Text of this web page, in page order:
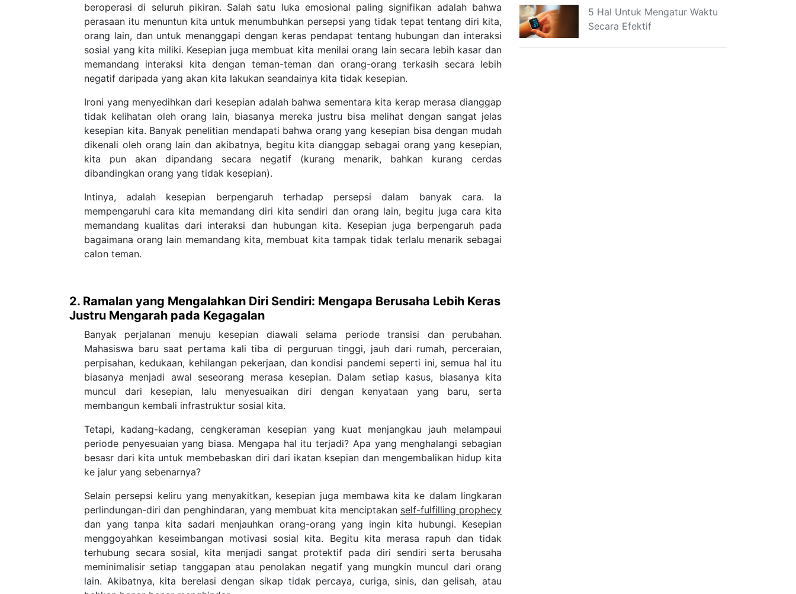
beroperasi di seluruh pikiran. Salah satu luka emosional paling signifikan adalah bahwa
perasaan itu menuntun kita untuk menumbuhkan persepsi yang tidak tepat tentang diri kita,
orang lain, dan untuk menanggapi dengan keras pendapat tentang hubungan dan interaksi
sosial yang kita miliki. Kesepian juga membuat kita menilai orang lain secara lebih kasar dan
memandang interaksi kita dengan teman-teman dan orang-orang terkasih secara lebih
negatif daripada yang akan kita lakukan seandainya kita tidak kesepian.
Ironi yang menyedihkan dari kesepian adalah bahwa sementara kita kerap merasa dianggap
tidak kelihatan oleh orang lain, biasanya mereka justru bisa melihat dengan sangat jelas
kesepian kita. Banyak penelitian mendapati bahwa orang yang kesepian bisa dengan mudah
dikenali oleh orang lain dan akibatnya, begitu kita dianggap sebagai orang yang kesepian,
kita pun akan dipandang secara negatif (kurang menarik, bahkan kurang cerdas
dibandingkan orang yang tidak kesepian).
Intinya, adalah kesepian berpengaruh terhadap persepsi dalam banyak cara. Ia
mempengaruhi cara kita memandang diri kita sendiri dan orang lain, begitu juga cara kita
memandang kualitas dari interaksi dan hubungan kita. Kesepian juga berpengaruh pada
bagaimana orang lain memandang kita, membuat kita tampak tidak terlalu menarik sebagai
calon teman.
2. Ramalan yang Mengalahkan Diri Sendiri: Mengapa Berusaha Lebih Keras
Justru Mengarah pada Kegagalan
Banyak perjalanan menuju kesepian diawali selama periode transisi dan perubahan.
Mahasiswa baru saat pertama kali tiba di perguruan tinggi, jauh dari rumah, perceraian,
perpisahan, kedukaan, kehilangan pekerjaan, dan kondisi pandemi seperti ini, semua hal itu
biasanya menjadi awal seseorang merasa kesepian. Dalam setiap kasus, biasanya kita
muncul dari kesepian, lalu menyesuaikan diri dengan kenyataan yang baru, serta
membangun kembali infrastruktur sosial kita.
Tetapi, kadang-kadang, cengkeraman kesepian yang kuat menjangkau jauh melampaui
periode penyesuaian yang biasa. Mengapa hal itu terjadi? Apa yang menghalangi sebagian
besasr dari kita untuk membebaskan diri dari ikatan ksepian dan mengembalikan hidup kita
ke jalur yang sebenarnya?
Selain persepsi keliru yang menyakitkan, kesepian juga membawa kita ke dalam lingkaran
perlindungan-diri dan penghindaran, yang membuat kita menciptakan self-fulfilling prophecy
dan yang tanpa kita sadari menjauhkan orang-orang yang ingin kita hubungi. Kesepian
menggoyahkan keseimbangan motivasi sosial kita. Begitu kita merasa rapuh dan tidak
terhubung secara sosial, kita menjadi sangat protektif pada diri sendiri serta berusaha
meminimalisir setiap tanggapan atau penolakan negatif yang mungkin muncul dari orang
lain. Akibatnya, kita berelasi dengan sikap tidak percaya, curiga, sinis, dan gelisah, atau
5 Hal Untuk Mengatur Waktu
Secara Efektif